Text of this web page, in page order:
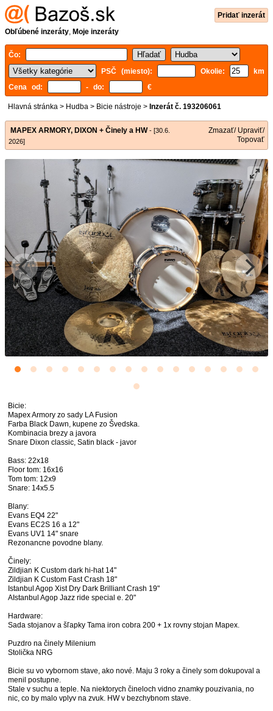
Pridať inzerát
Obľúbené inzeráty, Moje inzeráty
Čo:
PSČ (miesto):
Okolie:
km
Cena od:
- do: €
Hlavná stránka > Hudba > Bicie nástroje > Inzerát č. 193206061
MAPEX ARMORY, DIXON + Činely a HW- [30.6.
2026]
Zmazať/ Upraviť/
Topovať
Bicie:
Mapex Armory zo sady LA Fusion
Farba Black Dawn, kupene zo Švedska.
Kombinacia brezy a javora
Snare Dixon classic, Satin black - javor
Bass: 22x18
Floor tom: 16x16
Tom tom: 12x9
Snare: 14x5.5
Blany:
Evans EQ4 22"
Evans EC2S 16 a 12"
Evans UV1 14" snare
Rezonancne povodne blany.
Činely:
Zildjian K Custom dark hi-hat 14"
Zildjian K Custom Fast Crash 18"
Istanbul Agop Xist Dry Dark Brilliant Crash 19"
AIstanbul Agop Jazz ride special e. 20"
Hardware:
Sada stojanov a šľapky Tama iron cobra 200 + 1x rovny stojan Mapex.
Puzdro na činely Milenium
Stolička NRG
Bicie su vo vybornom stave, ako nové. Maju 3 roky a činely som dokupoval a
menil postupne.
Stale v suchu a teple. Na niektorych čineloch vidno znamky pouzivania, no
nic, co by malo vplyv na zvuk. HW v bezchybnom stave.